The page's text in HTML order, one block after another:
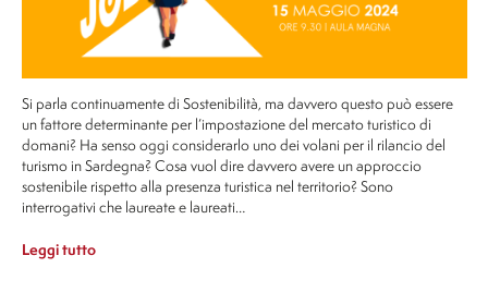
Si parla continuamente di Sostenibilità, ma davvero questo può essere
un fattore determinante per l’impostazione del mercato turistico di
domani? Ha senso oggi considerarlo uno dei volani per il rilancio del
turismo in Sardegna? Cosa vuol dire davvero avere un approccio
sostenibile rispetto alla presenza turistica nel territorio? Sono
interrogativi che laureate e laureati…
Leggi tutto